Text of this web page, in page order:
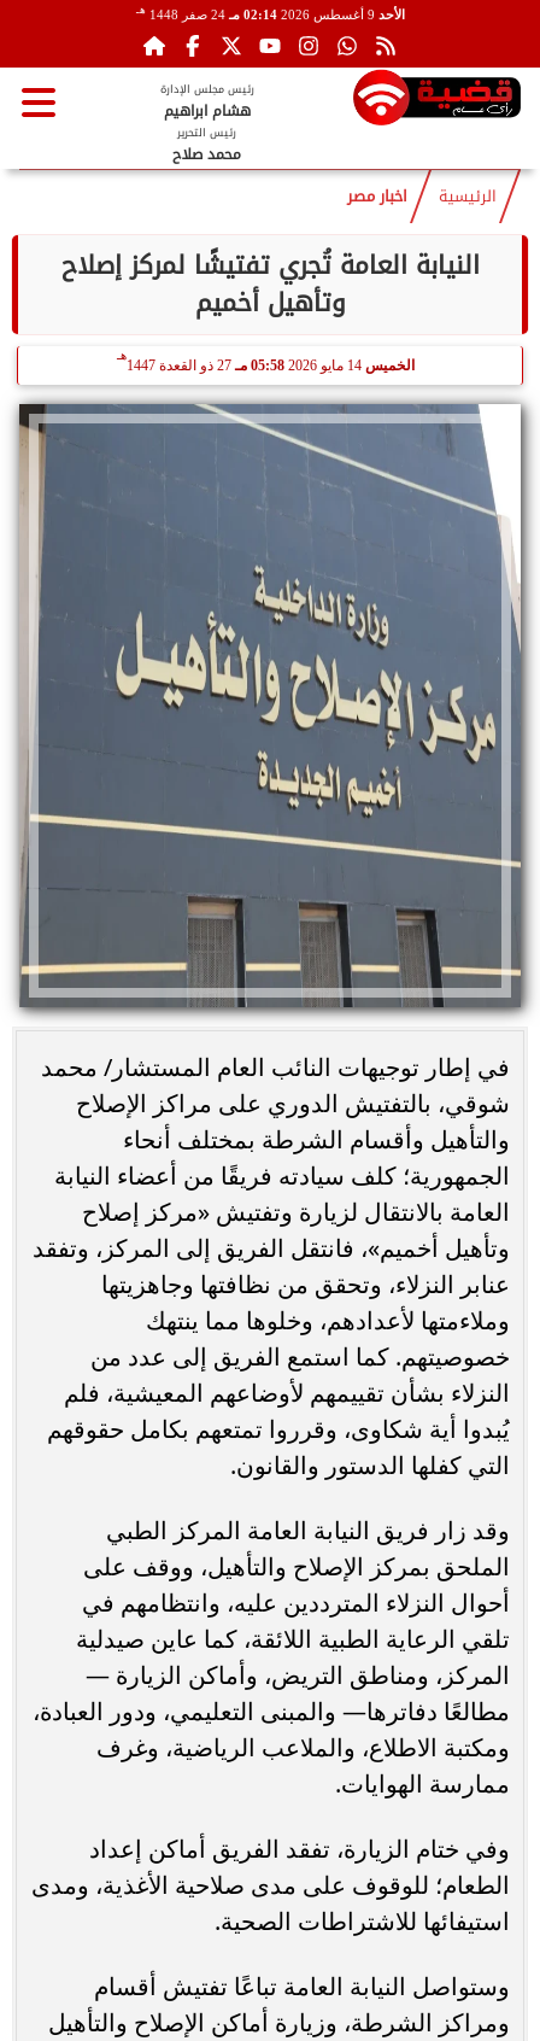
الأحد 02:14 مـ 24 صفر 1448 هـ
رئيس مجلس الإدارة
هشام ابراهيم
رئيس التحرير
محمد صلاح
الرئيسية اخبار مصر
النيابة العامة تُجري تفتيشًا لمركز إصلاح
وتأهيل أخميم
الخميس 14 مايو 2026 05:58 مـ 27 ذو القعدة 1447
هـ
في إطار توجيهات النائب العام المستشار/ محمد
شوقي، بالتفتيش الدوري على مراكز الإصلاح
والتأهيل وأقسام الشرطة بمختلف أنحاء
الجمهورية؛ كلف سيادته فريقًا من أعضاء النيابة
العامة بالانتقال لزيارة وتفتيش «مركز إصلاح
وتأهيل أخميم»، فانتقل الفريق إلى المركز، وتفقد
عنابر النزلاء، وتحقق من نظافتها وجاهزيتها
وملاءمتها لأعدادهم، وخلوها مما ينتهك
خصوصيتهم. كما استمع الفريق إلى عدد من
النزلاء بشأن تقييمهم لأوضاعهم المعيشية، فلم
يُبدوا أية شكاوى، وقرروا تمتعهم بكامل حقوقهم
التي كفلها الدستور والقانون.
وقد زار فريق النيابة العامة المركز الطبي
الملحق بمركز الإصلاح والتأهيل، ووقف على
أحوال النزلاء المترددين عليه، وانتظامهم في
تلقي الرعاية الطبية اللائقة، كما عاين صيدلية
المركز، ومناطق التريض، وأماكن الزيارة —
مطالعًا دفاترها— والمبنى التعليمي، ودور العبادة،
ومكتبة الاطلاع، والملاعب الرياضية، وغرف
ممارسة الهوايات.
وفي ختام الزيارة، تفقد الفريق أماكن إعداد
الطعام؛ للوقوف على مدى صلاحية الأغذية، ومدى
استيفائها للاشتراطات الصحية.
وستواصل النيابة العامة تباعًا تفتيش أقسام
ومراكز الشرطة، وزيارة أماكن الإصلاح والتأهيل